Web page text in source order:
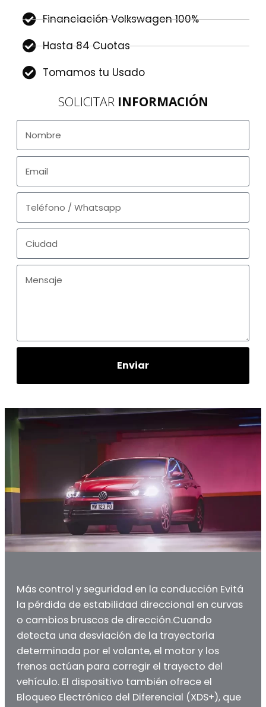
Financiación Volkswagen 100%
Hasta 84 Cuotas
Tomamos tu Usado
SOLICITAR INFORMACIÓN
Enviar
Más control y seguridad en la conducción Evitá
la pérdida de estabilidad direccional en curvas
o cambios bruscos de dirección.​ Cuando
detecta una desviación de la trayectoria
determinada por el volante, el motor y los
frenos actúan para corregir el trayecto del
vehículo. El dispositivo también ofrece el
Bloqueo Electrónico del Diferencial (XDS+), que